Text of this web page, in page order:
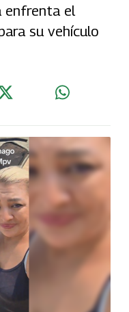
enfrenta el
su vehículo